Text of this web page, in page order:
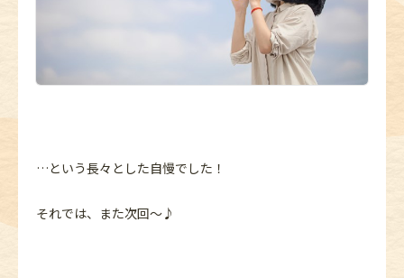
…という長々とした自慢でした！
それでは、また次回～♪